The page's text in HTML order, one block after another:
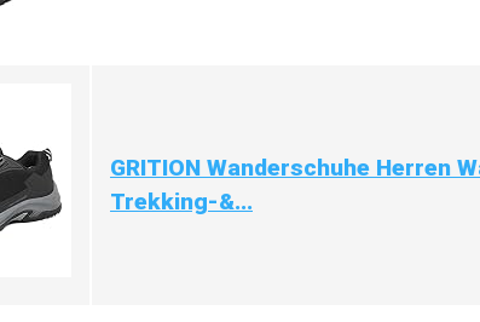
GRITION Wanderschuhe Herren
Trekking-&...